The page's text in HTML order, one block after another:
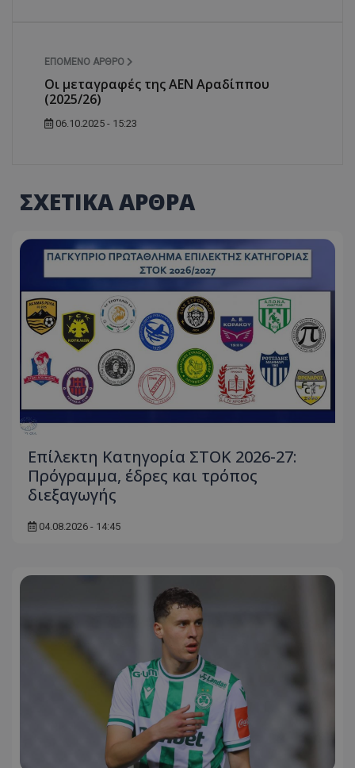
ΕΠΌΜΕΝΟ ΆΡΘΡΟ
Οι μεταγραφές της ΑΕΝ Αραδίππου
(2025/26)
06.10.2025 - 15:23
ΣΧΕΤΙΚΑ ΑΡΘΡΑ
Επίλεκτη Κατηγορία ΣΤΟΚ 2026-27:
Πρόγραμμα, έδρες και τρόπος
διεξαγωγής
04.08.2026 - 14:45